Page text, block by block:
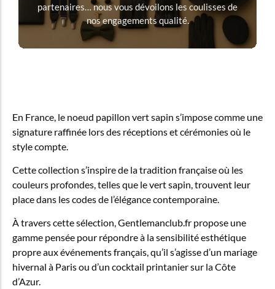
partenaires… nous vous dévoilons les coulisses de
nos engagements qualité.
En France, le noeud papillon vert sapin s’impose comme une
signature raffinée lors des réceptions et cérémonies où le
style compte.
Cette collection s’inspire de la tradition française où les
couleurs profondes, telles que le vert sapin, trouvent leur
place dans les codes de l’élégance contemporaine.
À travers cette sélection, Gentlemanclub.fr propose une
gamme pensée pour répondre à la sensibilité esthétique
propre aux événements français, qu’il s’agisse d’un mariage
hivernal à Paris ou d’un cocktail printanier sur la Côte
d’Azur.